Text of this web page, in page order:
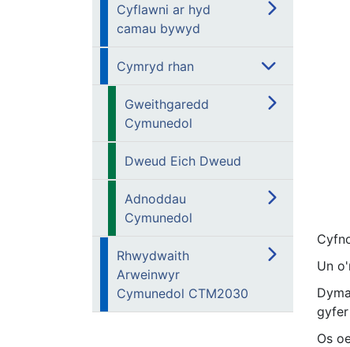
Cyflawni ar hyd
camau bywyd
Cymryd rhan
Gweithgaredd
Cymunedol
Dweud Eich Dweud
Adnoddau
Cymunedol
Rhwydwaith
Arweinwyr
Cymunedol CTM2030
Un
Os